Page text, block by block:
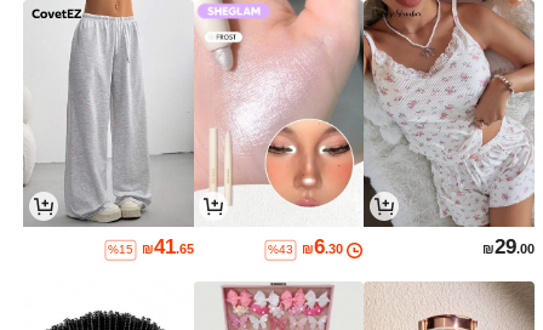
₪29.00
₪6.30
%43
₪41.65
%15